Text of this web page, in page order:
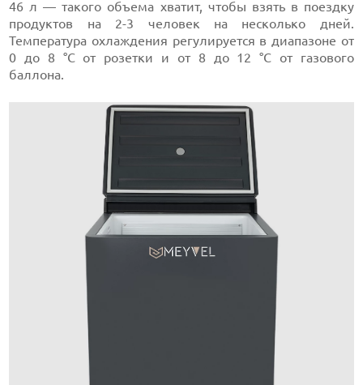
46 л — такого объема хватит, чтобы взять в поездку
продуктов на 2-3 человек на несколько дней.
Температура охлаждения регулируется в диапазоне от
0 до 8 °C от розетки и от 8 до 12 °C от газового
баллона.